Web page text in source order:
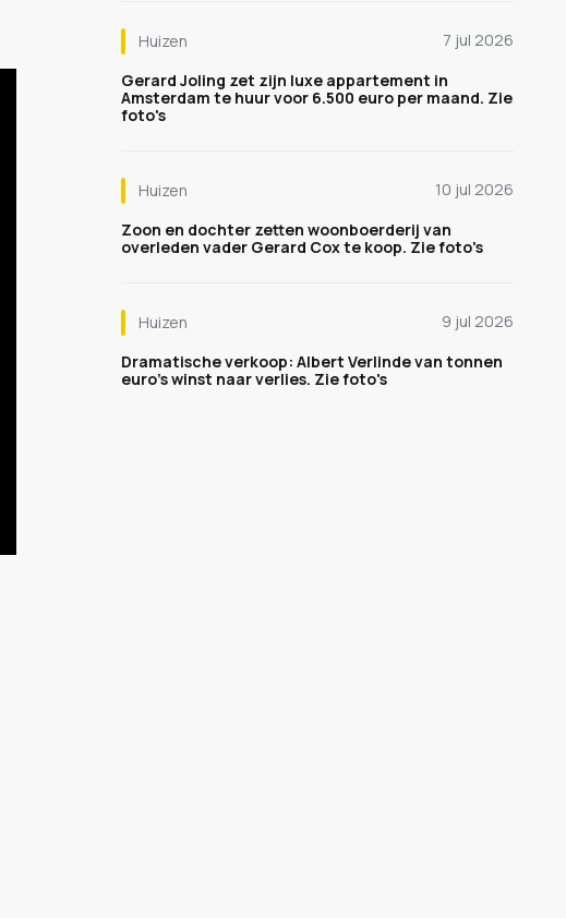
Huizen
7 jul 2026
Gerard Joling zet zijn luxe appartement in
Amsterdam te huur voor 6.500 euro per maand. Zie
foto's
Huizen
10 jul 2026
Zoon en dochter zetten woonboerderij van
overleden vader Gerard Cox te koop. Zie foto's
Huizen
9 jul 2026
Dramatische verkoop: Albert Verlinde van tonnen
euro's winst naar verlies. Zie foto's